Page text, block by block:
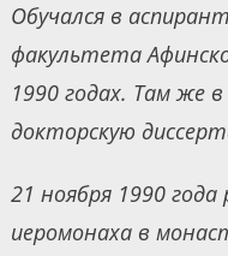
Обучался в
факультета
1990 годах. Там же
докторскую
21 ноября 1990
иеромонаха в